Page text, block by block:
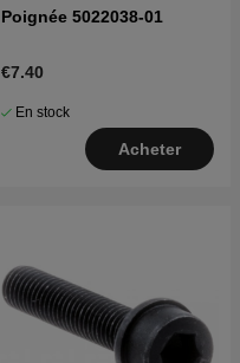
Poignée 5022038-01
€7.40
En stock
Acheter